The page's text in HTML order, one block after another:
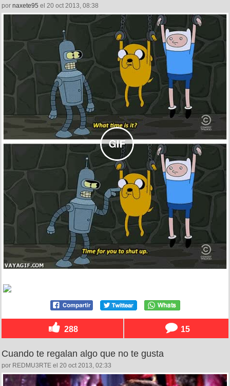
por naxete95 el 20 oct 2013, 08:38
288 15
Cuando te regalan algo que no te gusta
por REDMU3RTE el 20 oct 2013, 02:33